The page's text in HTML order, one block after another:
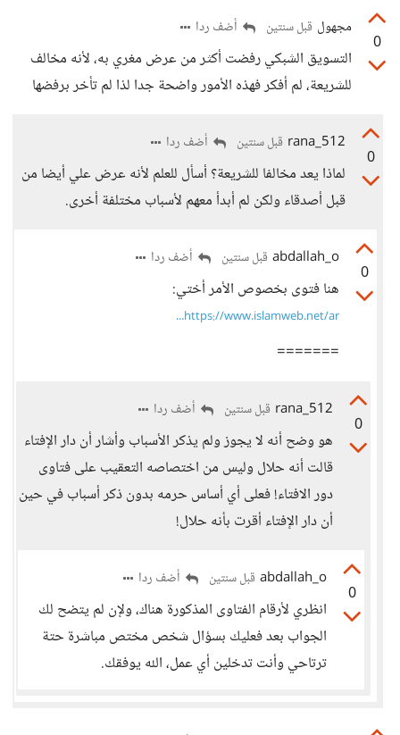
0
مجهول قبل سنتين أضف ردا
التسويق الشبكي رفضت أكثر من عرض مغري به، لأنه مخالف
للشريعة، لم أفكر فهذه الأمور واضحة جدا لذا لم تأخر برفضها
0
rana_512 قبل سنتين أضف ردا
لماذا يعد مخالفا للشريعة؟ أسأل للعلم لأنه عرض علي أيضا من
قبل أصدقاء ولكن لم أبدأ معهم لأسباب مختلفة أخرى.
0
abdallah_o قبل سنتين أضف ردا
هنا فتوى بخصوص الأمر أختي:
https://www.islamweb.net/ar...
=======
0
rana_512 قبل سنتين أضف ردا
هو وضح أنه لا يجوز ولم يذكر الأسباب وأشار أن دار الإفتاء
قالت أنه حلال وليس من اختصاصه التعقيب على فتاوى
دور الافتاء! فعلى أي أساس حرمه بدون ذكر أسباب في حين
أن دار الإفتاء أقرت بأنه حلال!
0
abdallah_o قبل سنتين أضف ردا
انظري لأرقام الفتاوى المذكورة هناك، ولإن لم يتضح لك
الجواب بعد فعليك بسؤال شخص مختص مباشرة حتة
ترتاحي وأنت تدخلين أي عمل، الله يوفقك.